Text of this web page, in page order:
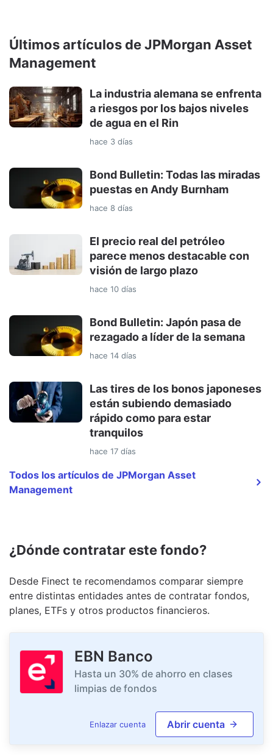
Últimos artículos de JPMorgan Asset
Management
La industria alemana se enfrenta
a riesgos por los bajos niveles
de agua en el Rin
hace 3 días
Bond Bulletin: Todas las miradas
puestas en Andy Burnham
hace 8 días
El precio real del petróleo
parece menos destacable con
visión de largo plazo
hace 10 días
Bond Bulletin: Japón pasa de
rezagado a líder de la semana
hace 14 días
Las tires de los bonos japoneses
están subiendo demasiado
rápido como para estar
tranquilos
hace 17 días
Todos los artículos de JPMorgan Asset
Management
¿Dónde contratar este fondo?
Desde Finect te recomendamos comparar siempre
entre distintas entidades antes de contratar fondos,
planes, ETFs y otros productos financieros.
EBN Banco
Hasta un 30% de ahorro en clases
limpias de fondos
Enlazar cuenta Abrir cuenta